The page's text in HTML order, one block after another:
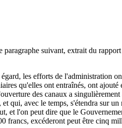
suivant, extrait du
les efforts de l'administration
qu'elles ont entraînés, ont ajouté
des canaux a
qui, avec le temps, s'étendra sur
et l'on peut dire que le
francs, excéderont peut être cinq